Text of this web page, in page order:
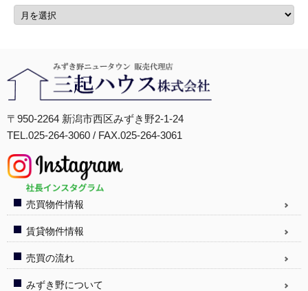
〒950-2264 新潟市西区みずき野2-1-24
TEL.025-264-3060 / FAX.025-264-3061
売買物件情報
賃貸物件情報
売買の流れ
みずき野について